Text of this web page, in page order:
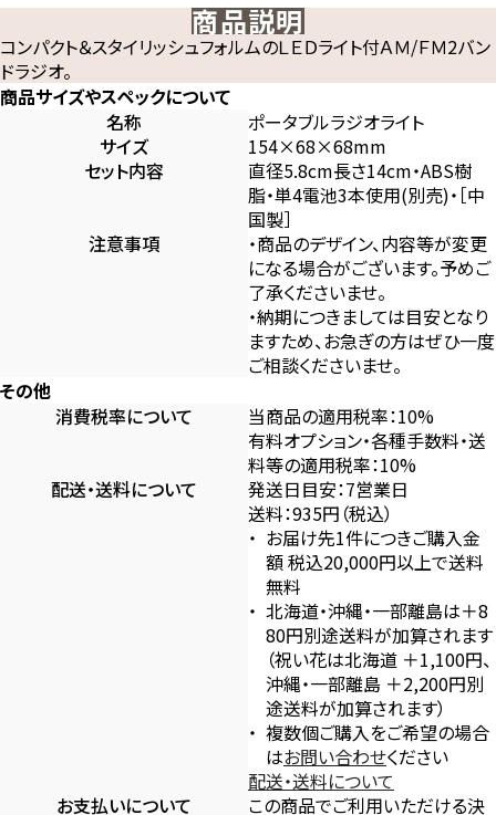
商品説明
コンパクト＆スタイリッシュフォルムのＬＥＤライト付ＡＭ/ＦＭ2バン
ドラジオ。
商品サイズやスペックについて
名称
ポータブルラジオライト
サイズ
154×68×68mm
セット内容
直径5.8cm長さ14cm・ABS樹
脂・単4電池3本使用(別売)・［中
国製］
注意事項
・商品のデザイン、内容等が変更
になる場合がございます。予めご
了承くださいませ。
・納期につきましては目安となり
ますため、お急ぎの方はぜひ一度
ご相談くださいませ。
その他
消費税率について
当商品の適用税率：10%
有料オプション・各種手数料・送
料等の適用税率：10%
配送・送料について
発送日目安：7営業日
送料：935円（税込）
お届け先1件につきご購入金
額 税込20,000円以上で送料
無料
北海道・沖縄・一部離島は＋8
80円別途送料が加算されます
（祝い花は北海道 ＋1,100円、
沖縄・一部離島 ＋2,200円別
途送料が加算されます）
複数個ご購入をご希望の場合
はお問い合わせください
配送・送料について
お支払いについて
この商品でご利用いただける決